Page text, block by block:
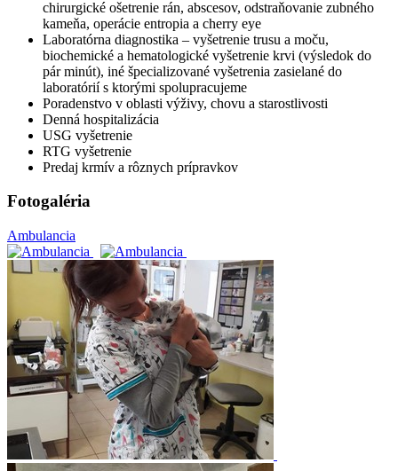
chirurgické ošetrenie rán, abscesov, odstraňovanie zubného
kameňa, operácie entropia a cherry eye
Laboratórna diagnostika – vyšetrenie trusu a moču,
biochemické a hematologické vyšetrenie krvi (výsledok do
pár minút), iné špecializované vyšetrenia zasielané do
laboratórií s ktorými spolupracujeme
Poradenstvo v oblasti výživy, chovu a starostlivosti
Denná hospitalizácia
USG vyšetrenie
RTG vyšetrenie
Predaj krmív a rôznych prípravkov
Fotogaléria
Ambulancia